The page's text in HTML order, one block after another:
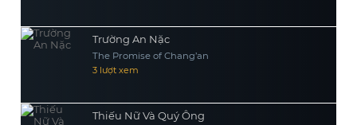
Trường An Nặc
The Promise of Chang’an
3 lượt xem
Thiếu Nữ Và Quý Ông